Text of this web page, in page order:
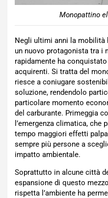
Monopattino
Negli ultimi anni la mobilità
un nuovo protagonista tra i
rapidamente ha
acquirenti. Si tratta del
riesce a coniugare
soluzione, rendendolo
particolare momento
del carburante. Primeggia
l’emergenza climatica, che
tempo maggiori effetti
sempre più persone a
impatto ambientale.
Soprattutto in alcune città
espansione di questo
rispetta l’ambiente ha